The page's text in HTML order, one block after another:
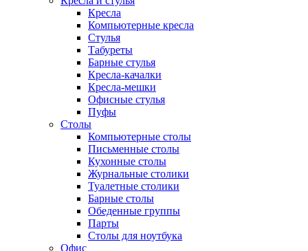
Кресла
Компьютерные кресла
Стулья
Табуреты
Барные стулья
Кресла-качалки
Кресла-мешки
Офисные стулья
Пуфы
Столы
Компьютерные столы
Письменные столы
Кухонные столы
Журнальные столики
Туалетные столики
Барные столы
Обеденные группы
Парты
Столы для ноутбука
Офис